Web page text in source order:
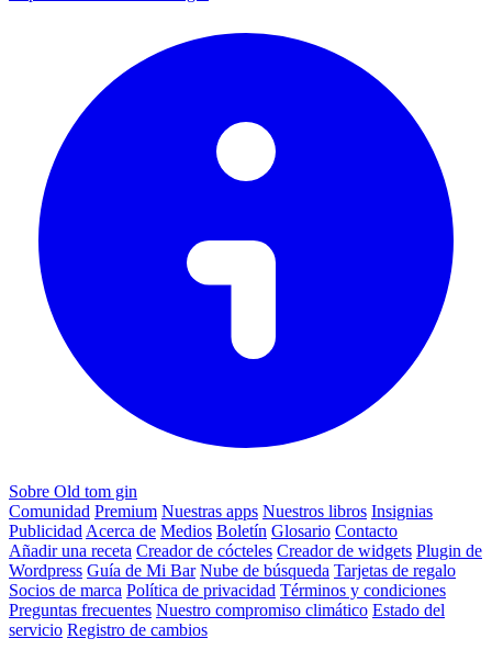
Sobre Old tom gin
Comunidad Premium Nuestras apps Nuestros libros Insignias
Publicidad Acerca de Medios Boletín Glosario Contacto
Añadir una receta Creador de cócteles Creador de widgets Plugin de
Wordpress Guía de Mi Bar Nube de búsqueda Tarjetas de regalo
Socios de marca Política de privacidad Términos y condiciones
Preguntas frecuentes Nuestro compromiso climático Estado del
servicio Registro de cambios